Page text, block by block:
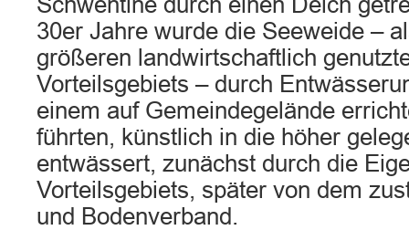
30er Jahre wurde die Seeweide –
größeren landwirtschaftlich
Vorteilsgebiets – durch
einem auf Gemeindegelände
führten, künstlich in die höher
entwässert, zunächst durch die
Vorteilsgebiets, später von dem
und Bodenverband.